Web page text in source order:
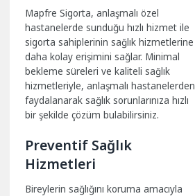
Mapfre Sigorta, anlaşmalı özel
hastanelerde sunduğu hızlı hizmet ile
sigorta sahiplerinin sağlık hizmetlerine
daha kolay erişimini sağlar. Minimal
bekleme süreleri ve kaliteli sağlık
hizmetleriyle, anlaşmalı hastanelerden
faydalanarak sağlık sorunlarınıza hızlı
bir şekilde çözüm bulabilirsiniz.
Preventif Sağlık
Hizmetleri
Bireylerin sağlığını koruma amacıyla